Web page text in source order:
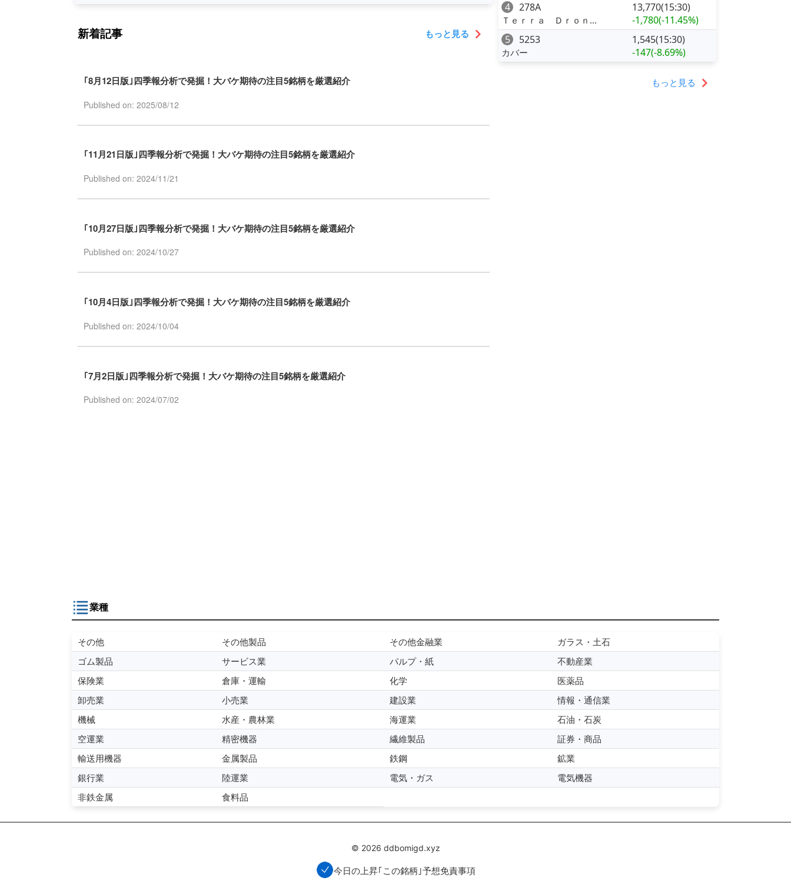
新着記事 もっと見る
｢8月12日版｣四季報分析で発掘！大バケ期待の注目5銘柄を厳選紹介
Published on: 2025/08/12
｢11月21日版｣四季報分析で発掘！大バケ期待の注目5銘柄を厳選紹介
Published on: 2024/11/21
｢10月27日版｣四季報分析で発掘！大バケ期待の注目5銘柄を厳選紹介
Published on: 2024/10/27
｢10月4日版｣四季報分析で発掘！大バケ期待の注目5銘柄を厳選紹介
Published on: 2024/10/04
｢7月2日版｣四季報分析で発掘！大バケ期待の注目5銘柄を厳選紹介
Published on: 2024/07/02
4
278A
Ｔｅｒｒａ Ｄｒｏｎ...
13,770(15:30)
-1,780(-11.45%)
5
5253
カバー
1,545(15:30)
-147(-8.69%)
もっと見る
業種
その他 その他製品 その他金融業
ガラス・土石
ゴム製品
サービス業 パルプ・紙
不動産業
保険業
倉庫・運輸 化学
医薬品
卸売業
小売業 建設業
情報・通信業
機械
水産・農林業 海運業
石油・石炭
空運業
精密機器 繊維製品
証券・商品
輸送用機器
金属製品 鉄鋼
鉱業
銀行業
陸運業 電気・ガス
電気機器
非鉄金属
食料品
© 2026 ddbomigd.xyz
今日の上昇｢この銘柄｣予想免責事項